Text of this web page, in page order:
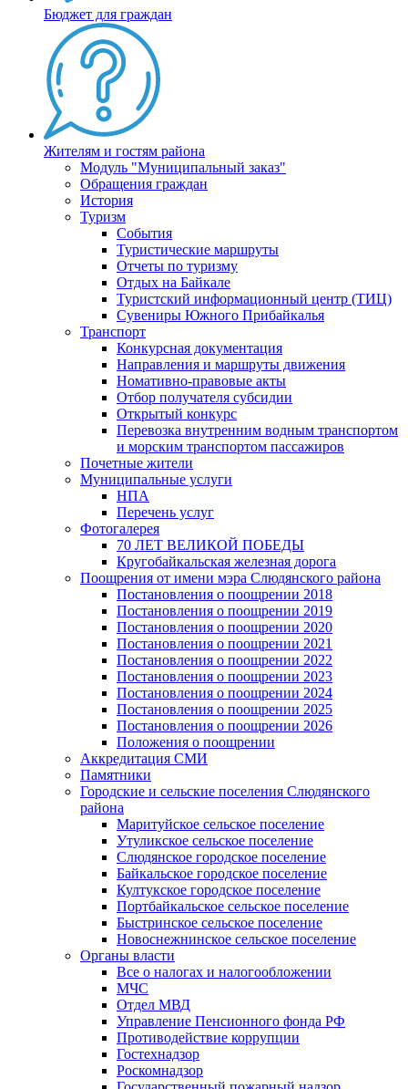
Бюджет для граждан
Жителям и гостям района
Модуль "Муниципальный заказ"
Обращения граждан
История
Туризм
События
Туристические маршруты
Отчеты по туризму
Отдых на Байкале
Туристский информационный центр (ТИЦ)
Сувениры Южного Прибайкалья
Транспорт
Конкурсная документация
Направления и маршруты движения
Номативно-правовые акты
Отбор получателя субсидии
Открытый конкурс
Перевозка внутренним водным транспортом
и морским транспортом пассажиров
Почетные жители
Муниципальные услуги
НПА
Перечень услуг
Фотогалерея
70 ЛЕТ ВЕЛИКОЙ ПОБЕДЫ
Кругобайкальская железная дорога
Поощрения от имени мэра Слюдянского района
Постановления о поощрении 2018
Постановления о поощрении 2019
Постановления о поощрении 2020
Постановления о поощрении 2021
Постановления о поощрении 2022
Постановления о поощрении 2023
Постановления о поощрении 2024
Постановления о поощрении 2025
Постановления о поощрении 2026
Положения о поощрении
Аккредитация СМИ
Памятники
Городские и сельские поселения Слюдянского
района
Маритуйское сельское поселение
Утуликское сельское поселение
Слюдянское городское поселение
Байкальское городское поселение
Култукское городское поселение
Портбайкальское сельское поселение
Быстринское сельское поселение
Новоснежнинское сельское поселение
Органы власти
Все о налогах и налогообложении
МЧС
Отдел МВД
Управление Пенсионного фонда РФ
Противодействие коррупции
Гостехнадзор
Роскомнадзор